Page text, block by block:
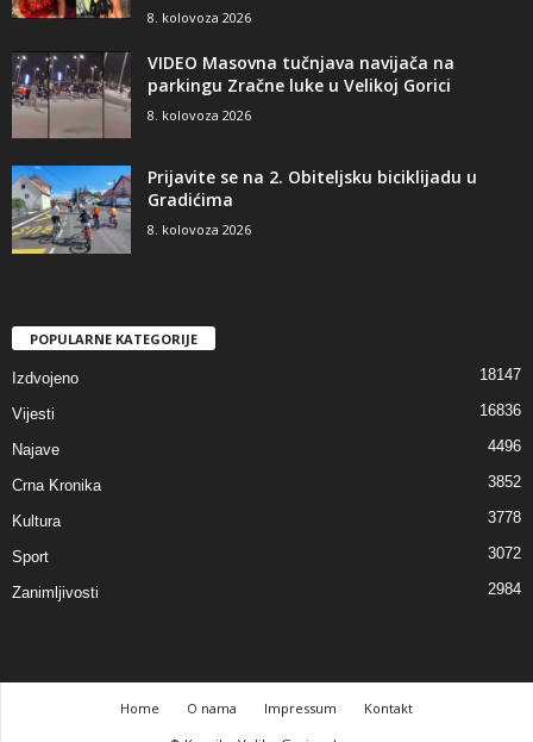
8. kolovoza 2026
VIDEO Masovna tučnjava navijača na
parkingu Zračne luke u Velikoj Gorici
8. kolovoza 2026
Prijavite se na 2. Obiteljsku biciklijadu u
Gradićima
8. kolovoza 2026
POPULARNE KATEGORIJE
Izdvojeno 18147
Vijesti 16836
Najave 4496
Crna Kronika 3852
Kultura 3778
Sport 3072
Zanimljivosti 2984
Home O nama Impressum
Kontakt